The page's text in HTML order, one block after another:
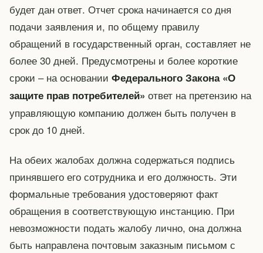
будет дан ответ. Отчет срока начинается со дня
подачи заявления и, по общему правилу
обращений в государственный орган, составляет не
более 30 дней. Предусмотрены и более короткие
сроки – на основании Федерального Закона «О
защите прав потребителей» ответ на претензию на
управляющую компанию должен быть получен в
срок до 10 дней.
На обеих жалобах должна содержаться подпись
принявшего его сотрудника и его должность. Эти
формальные требования удостоверяют факт
обращения в соответствующую инстанцию. При
невозможности подать жалобу лично, она должна
быть направлена почтовым заказным письмом с